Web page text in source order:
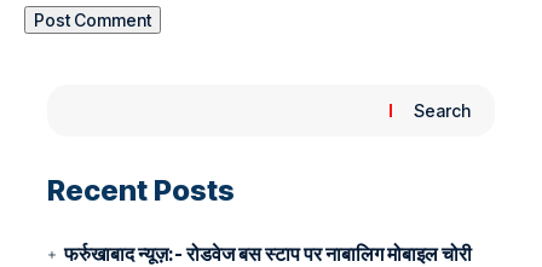
Search
Recent Posts
फर्रुखाबाद न्यूज़:- रोडवेज बस स्टाप पर नाबालिग मोबाइल चोरी